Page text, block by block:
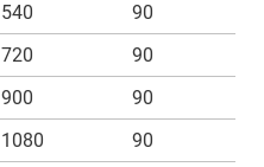
540 90
720 90
900 90
1080 90